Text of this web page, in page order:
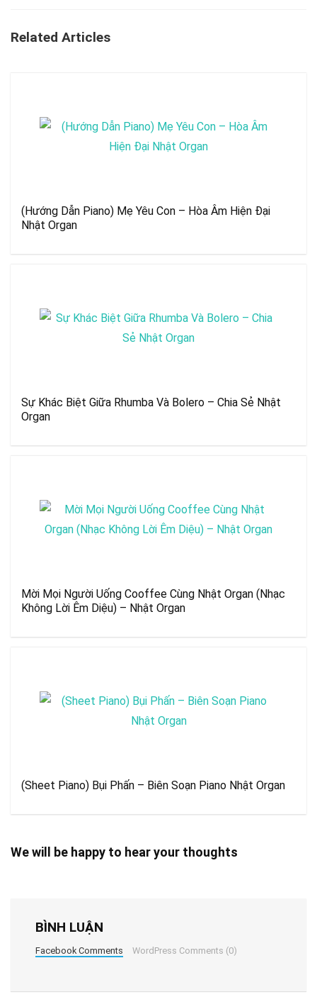
Related Articles
(Hướng Dẫn Piano) Mẹ Yêu Con – Hòa Âm Hiện Đại
Nhật Organ
Sự Khác Biệt Giữa Rhumba Và Bolero – Chia Sẻ Nhật
Organ
Mời Mọi Người Uống Cooffee Cùng Nhật Organ (Nhạc
Không Lời Êm Diệu) – Nhật Organ
(Sheet Piano) Bụi Phấn – Biên Soạn Piano Nhật Organ
We will be happy to hear your thoughts
BÌNH LUẬN
Facebook Comments WordPress Comments (0)